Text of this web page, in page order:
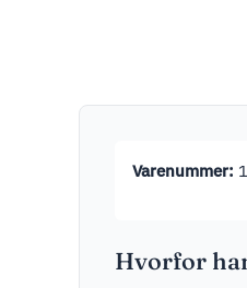
Varenummer:
Hvorfor